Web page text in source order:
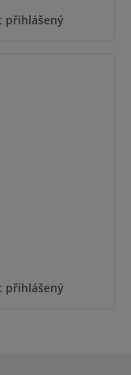
přihlášený
přihlášený